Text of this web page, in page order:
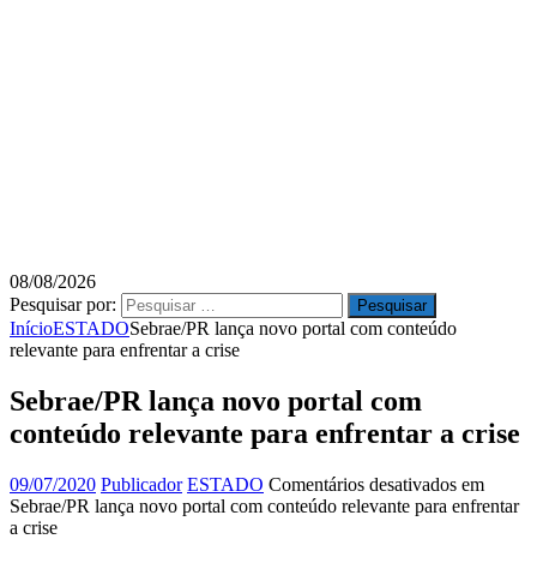
08/08/2026
Pesquisar por:
InícioESTADOSebrae/PR lança novo portal com conteúdo
relevante para enfrentar a crise
Sebrae/PR lança novo portal com
conteúdo relevante para enfrentar a crise
09/07/2020 Publicador ESTADO Comentários desativados em
Sebrae/PR lança novo portal com conteúdo relevante para enfrentar
a crise